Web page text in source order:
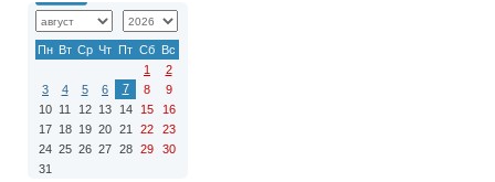
Пн Вт Ср Чт Пт Сб Вс
1
2
3
4 5 6 7 8
9
10 11 12 13 14 15
16
17 18 19 20 21 22
23
24 25 26 27 28 29
30
31